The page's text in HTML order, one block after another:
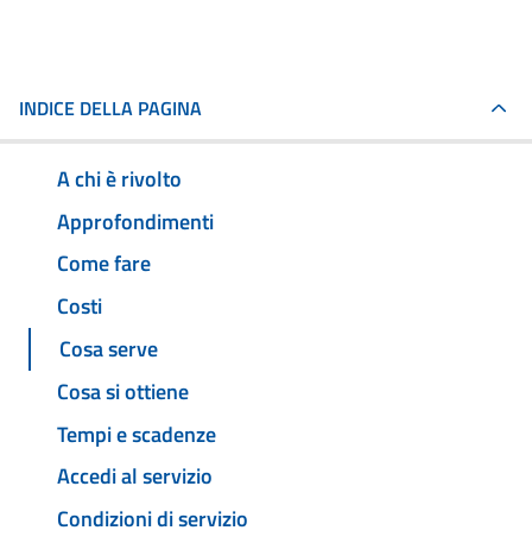
INDICE DELLA PAGINA
A chi è rivolto
Approfondimenti
Come fare
Costi
Cosa serve
Cosa si ottiene
Tempi e scadenze
Accedi al servizio
Condizioni di servizio